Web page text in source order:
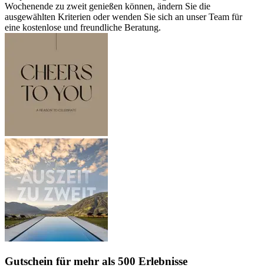
Wochenende zu zweit genießen können, ändern Sie die
ausgewählten Kriterien oder wenden Sie sich an unser Team für
eine kostenlose und freundliche Beratung.
Gutschein für mehr als 500 Erlebnisse